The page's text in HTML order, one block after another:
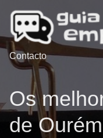
Contacto
Os
de